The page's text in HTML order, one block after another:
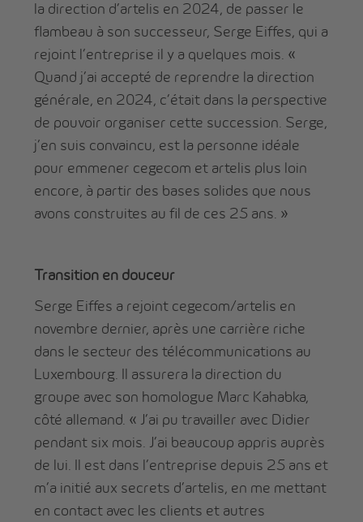
la direction d’artelis en 2024, de passer le
flambeau à son successeur, Serge Eiffes, qui a
rejoint l’entreprise il y a quelques mois. «
Quand j’ai accepté de reprendre la direction
générale, en 2024, c’était dans la perspective
de pouvoir organiser cette succession. Serge,
j’en suis convaincu, est la personne idéale
pour emmener cegecom et artelis plus loin
encore, à partir des bases solides que nous
avons construites au fil de ces 25 ans. »
Transition en douceur
Serge Eiffes a rejoint cegecom/artelis en
novembre dernier, après une carrière riche
dans le secteur des télécommunications au
Luxembourg. Il assurera la direction du
groupe avec son homologue Marc Kahabka,
côté allemand. « J’ai pu travailler avec Didier
pendant six mois. J’ai beaucoup appris auprès
de lui. Il est dans l’entreprise depuis 25 ans et
m’a initié aux secrets d’artelis, en me mettant
en contact avec les clients et autres